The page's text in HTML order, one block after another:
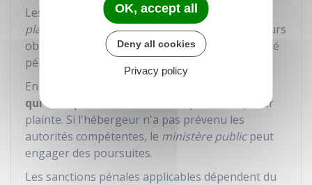
Les
hébergeurs
de sites internet ou de
plateformes en lignequi ne répondent pas à leurs
obligations peuvent engager leur responsabilité
pénale.
En cas d'absence de retrait d'un contenu illégal
qui vous porte atteinte
, vous pouvez déposer
plainte. Si l'hébergeur n'a pas prévenu les
autorités compétentes, le ministère publicpeut
engager des poursuites.
Les sanctions pénales applicables dépendent du
OK, accept all
Deny all cookies
Privacy policy